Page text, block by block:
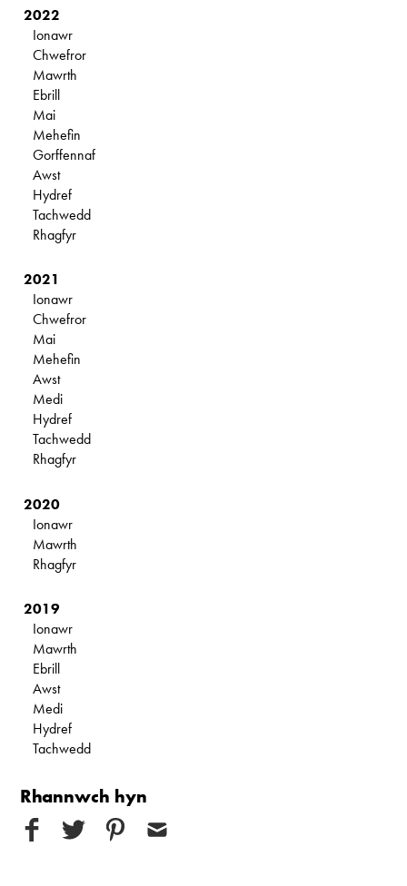
2022
Ionawr
Chwefror
Mawrth
Ebrill
Mai
Mehefin
Gorffennaf
Awst
Hydref
Tachwedd
Rhagfyr
2021
Ionawr
Chwefror
Mai
Mehefin
Awst
Medi
Hydref
Tachwedd
Rhagfyr
2020
Ionawr
Mawrth
Rhagfyr
2019
Ionawr
Mawrth
Ebrill
Awst
Medi
Hydref
Tachwedd
Rhannwch hyn